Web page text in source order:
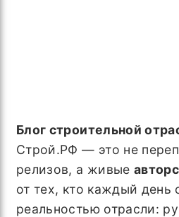
Блог строительной
Строй.РФ — это не
релизов, а живые
от тех, кто каждый день
реальностью отрасли: